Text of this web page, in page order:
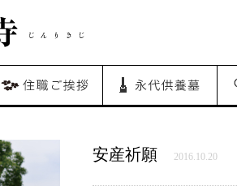
安産祈願 2016.10.20